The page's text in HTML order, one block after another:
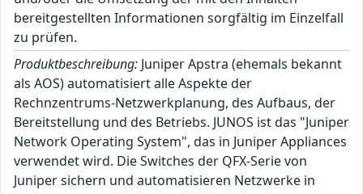
bereitgestellten Informationen sorgfältig im Einzelfall
zu prüfen.
Produktbeschreibung: Juniper Apstra (ehemals bekannt
als AOS) automatisiert alle Aspekte der
Rechnzentrums-Netzwerkplanung, des Aufbaus, der
Bereitstellung und des Betriebs. JUNOS ist das "Juniper
Network Operating System", das in Juniper Appliances
verwendet wird. Die Switches der QFX-Serie von
Juniper sichern und automatisieren Netzwerke in